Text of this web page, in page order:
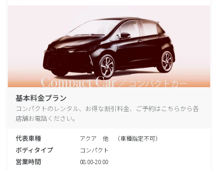
基本料金プラン
コンパクトのレンタル、お得な割引料金、ご予約はこちらから各
店舗お電話ください。
代表車種 アクア 他 （車種指定不可）
ボディタイプ コンパクト
営業時間 08:00-20:00